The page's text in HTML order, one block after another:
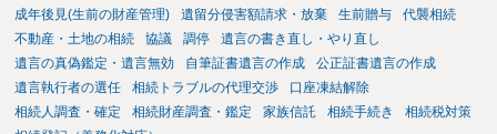
成年後見(生前の財産管理)
遺留分侵害額請求・放棄 生前贈与
代襲相続
不動産・土地の相続
協議 調停
遺言の書き直し・やり直し
遺言の真偽鑑定・遺言無効
自筆証書遺言の作成
公正証書遺言の作成
遺言執行者の選任
相続トラブルの代理交渉
口座凍結解除
相続人調査・確定
相続財産調査・鑑定 家族信託 相続手続き
相続税対策